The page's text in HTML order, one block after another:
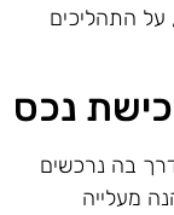
התהליכים
נכס
בה נרכשים
מעלייה